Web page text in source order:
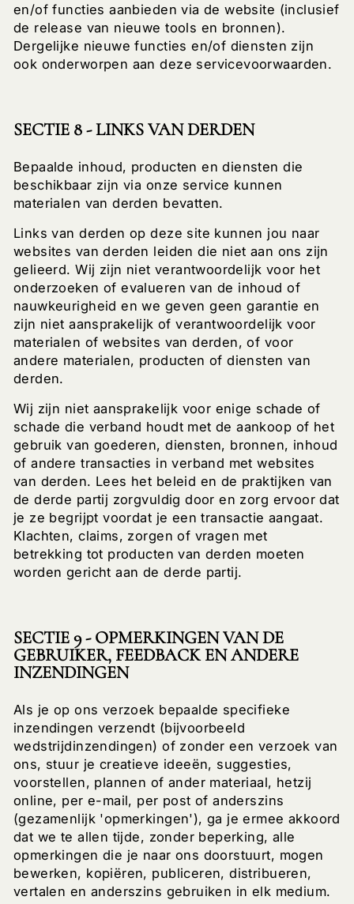
en/of functies aanbieden via de website (inclusief
de release van nieuwe tools en bronnen).
Dergelijke nieuwe functies en/of diensten zijn
ook onderworpen aan deze servicevoorwaarden.
SECTIE 8 - LINKS VAN DERDEN
Bepaalde inhoud, producten en diensten die
beschikbaar zijn via onze service kunnen
materialen van derden bevatten.
Links van derden op deze site kunnen jou naar
websites van derden leiden die niet aan ons zijn
gelieerd. Wij zijn niet verantwoordelijk voor het
onderzoeken of evalueren van de inhoud of
nauwkeurigheid en we geven geen garantie en
zijn niet aansprakelijk of verantwoordelijk voor
materialen of websites van derden, of voor
andere materialen, producten of diensten van
derden.
Wij zijn niet aansprakelijk voor enige schade of
schade die verband houdt met de aankoop of het
gebruik van goederen, diensten, bronnen, inhoud
of andere transacties in verband met websites
van derden. Lees het beleid en de praktijken van
de derde partij zorgvuldig door en zorg ervoor dat
je ze begrijpt voordat je een transactie aangaat.
Klachten, claims, zorgen of vragen met
betrekking tot producten van derden moeten
worden gericht aan de derde partij.
SECTIE 9 - OPMERKINGEN VAN DE
GEBRUIKER, FEEDBACK EN ANDERE
INZENDINGEN
Als je op ons verzoek bepaalde specifieke
inzendingen verzendt (bijvoorbeeld
wedstrijdinzendingen) of zonder een verzoek van
ons, stuur je creatieve ideeën, suggesties,
voorstellen, plannen of ander materiaal, hetzij
online, per e-mail, per post of anderszins
(gezamenlijk 'opmerkingen'), ga je ermee akkoord
dat we te allen tijde, zonder beperking, alle
opmerkingen die je naar ons doorstuurt, mogen
bewerken, kopiëren, publiceren, distribueren,
vertalen en anderszins gebruiken in elk medium.